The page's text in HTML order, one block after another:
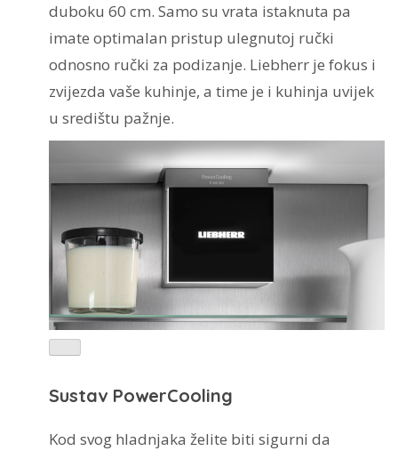
duboku 60 cm. Samo su vrata istaknuta pa
imate optimalan pristup ulegnutoj ručki
odnosno ručki za podizanje. Liebherr je fokus i
zvijezda vaše kuhinje, a time je i kuhinja uvijek
u središtu pažnje.
Sustav PowerCooling
Kod svog hladnjaka želite biti sigurni da